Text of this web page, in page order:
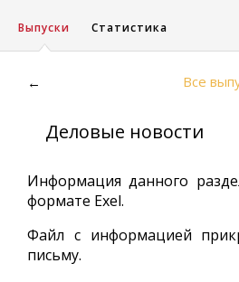
Выпуски Статистика
← Все
Деловые новости
Информация данного
формате Exel.
Файл с информацией
письму.